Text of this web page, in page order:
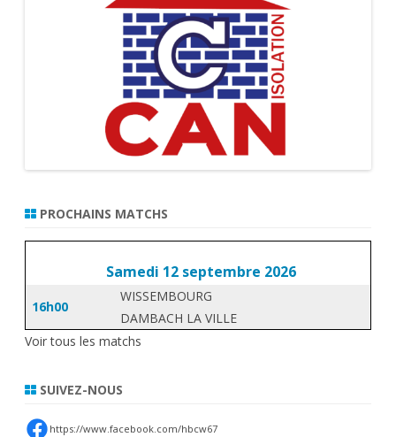
PROCHAINS MATCHS
Samedi 12 septembre 2026
16h00
WISSEMBOURG
DAMBACH LA VILLE
Voir tous les matchs
SUIVEZ-NOUS
https://www.facebook.com/hbcw67